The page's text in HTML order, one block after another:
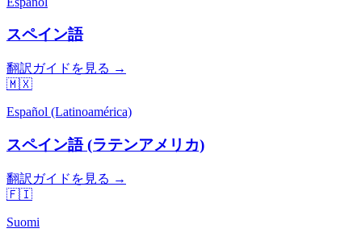
スペイン語
翻訳ガイドを見る →
🇲🇽
Español (Latinoamérica)
スペイン語 (ラテンアメリカ)
翻訳ガイドを見る →
🇫🇮
Suomi